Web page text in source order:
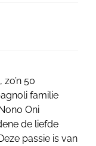
50
familie
Oni
de liefde
passie is van